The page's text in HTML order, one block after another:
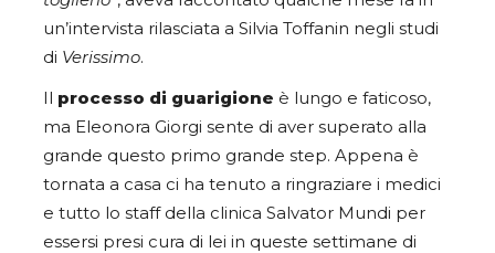
un’intervista rilasciata a Silvia Toffanin negli studi
di Verissimo.
Il processo di guarigione è lungo e faticoso,
ma Eleonora Giorgi sente di aver superato alla
grande questo primo grande step. Appena è
tornata a casa ci ha tenuto a ringraziare i medici
e tutto lo staff della clinica Salvator Mundi per
essersi presi cura di lei in queste settimane di